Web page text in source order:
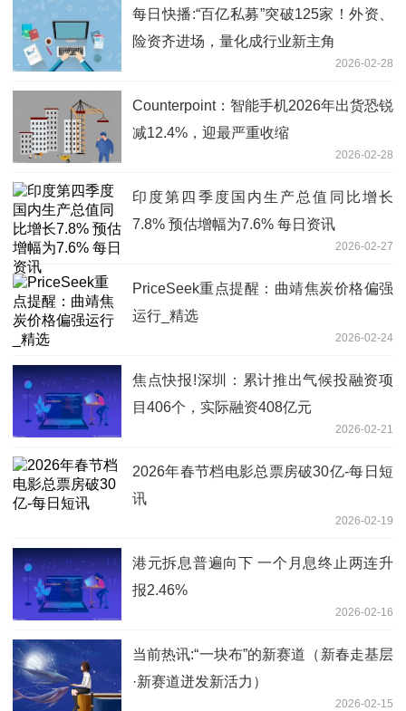
每日快播:“百亿私募”突破125家！外资、
险资齐进场，量化成行业新主角
2026-02-28
Counterpoint：智能手机2026年出货恐锐
减12.4%，迎最严重收缩
2026-02-28
印度第四季度国内生产总值同比增长
7.8% 预估增幅为7.6% 每日资讯
2026-02-27
PriceSeek重点提醒：曲靖焦炭价格偏强
运行_精选
2026-02-24
焦点快报!深圳：累计推出气候投融资项
目406个，实际融资408亿元
2026-02-21
2026年春节档电影总票房破30亿-每日短
讯
2026-02-19
港元拆息普遍向下 一个月息终止两连升
报2.46%
2026-02-16
当前热讯:“一块布”的新赛道（新春走基层
·新赛道迸发新活力）
2026-02-15